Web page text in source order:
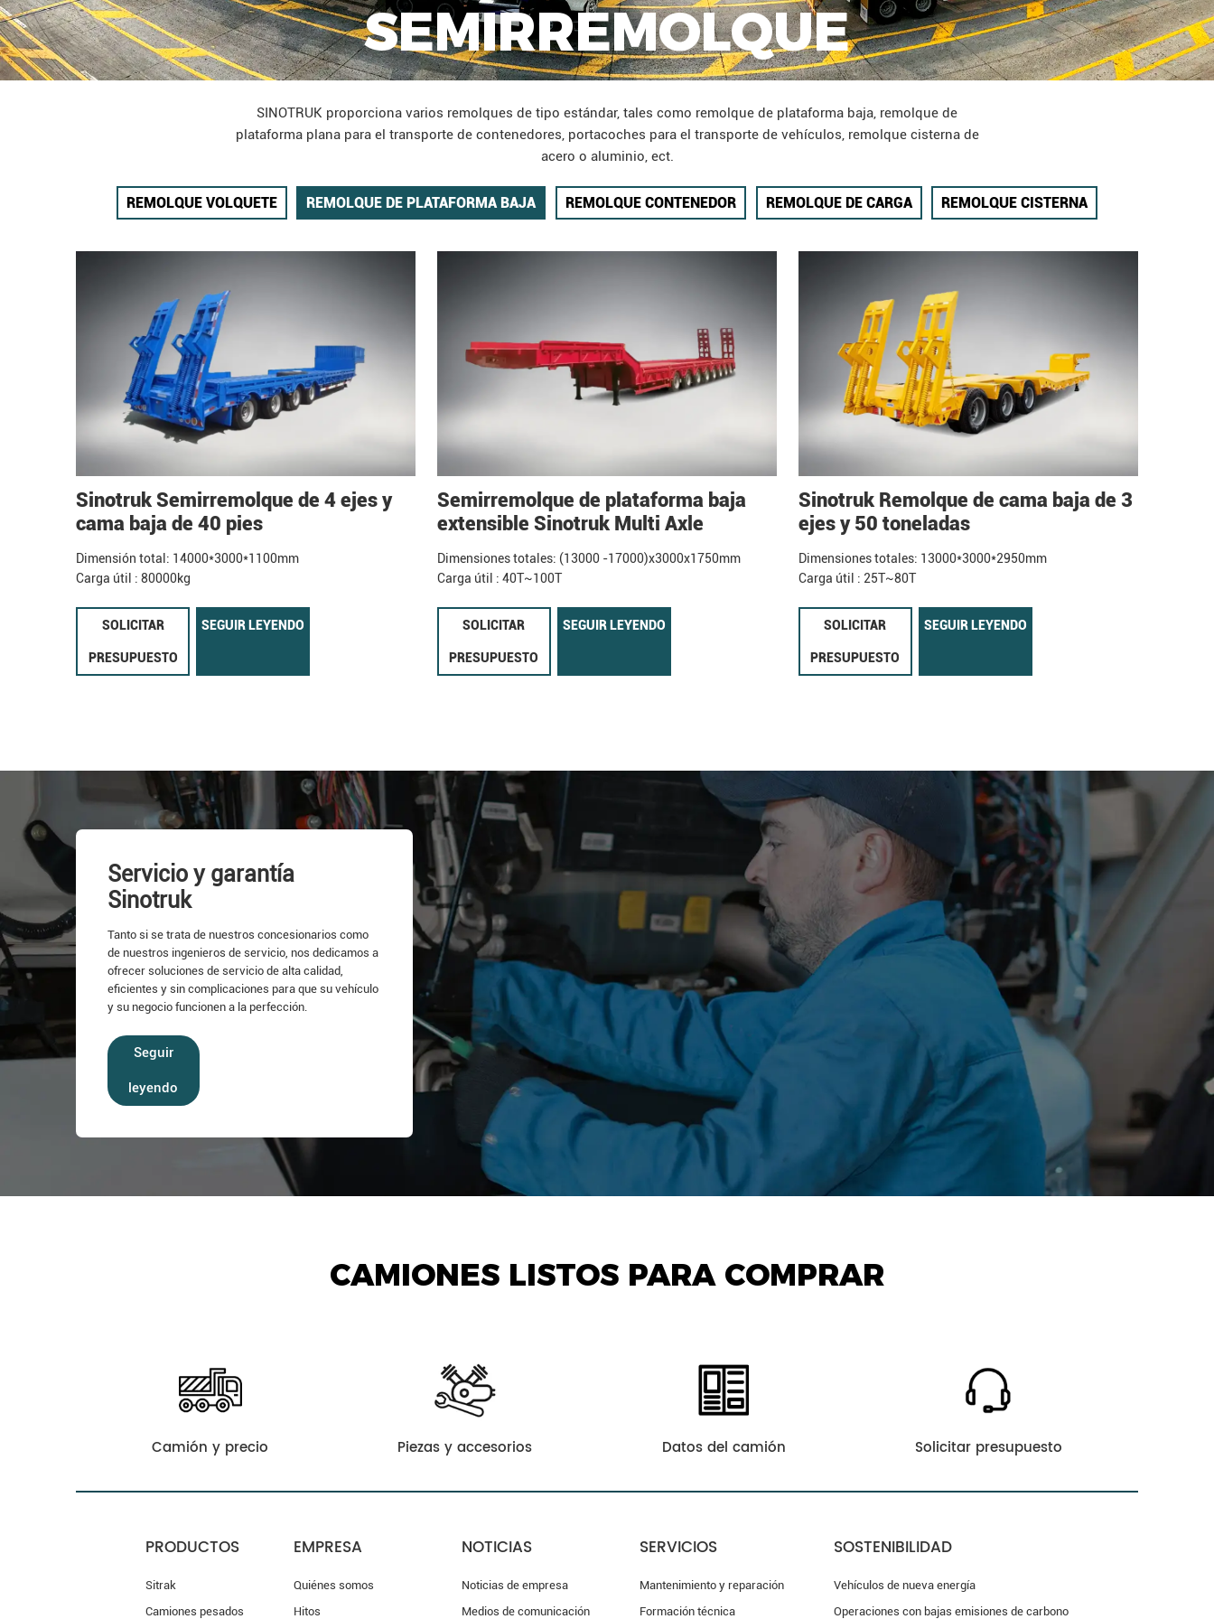
SEMIRREMOLQUE
SINOTRUK proporciona varios remolques de tipo estándar, tales como remolque de plataforma baja, remolque de
plataforma plana para el transporte de contenedores, portacoches para el transporte de vehículos, remolque cisterna de
acero o aluminio, ect.
REMOLQUE VOLQUETE REMOLQUE DE PLATAFORMA BAJA REMOLQUE CONTENEDOR REMOLQUE DE CARGA REMOLQUE CISTERNA
Sinotruk Semirremolque de 4 ejes y
cama baja de 40 pies
Dimensión total: 14000*3000*1100mm
Carga útil : 80000kg
SOLICITAR
PRESUPUESTO
SEGUIR LEYENDO
Semirremolque de plataforma baja
extensible Sinotruk Multi Axle
Dimensiones totales: (13000 -17000)x3000x1750mm
Carga útil : 40T~100T
SOLICITAR
PRESUPUESTO
SEGUIR LEYENDO
Sinotruk Remolque de cama baja de 3
ejes y 50 toneladas
Dimensiones totales: 13000*3000*2950mm
Carga útil : 25T~80T
SOLICITAR
PRESUPUESTO
SEGUIR LEYENDO
Servicio y garantía
Sinotruk
Tanto si se trata de nuestros concesionarios como
de nuestros ingenieros de servicio, nos dedicamos a
ofrecer soluciones de servicio de alta calidad,
eficientes y sin complicaciones para que su vehículo
y su negocio funcionen a la perfección.
Seguir
leyendo
CAMIONES LISTOS PARA COMPRAR
Camión y precio Piezas y accesorios Datos del camión Solicitar presupuesto
PRODUCTOS
Sitrak
Camiones pesados
EMPRESA
Quiénes somos
Hitos
NOTICIAS
Noticias de empresa
Medios de comunicación
SERVICIOS
Mantenimiento y reparación
Formación técnica
SOSTENIBILIDAD
Vehículos de nueva energía
Operaciones con bajas emisiones de carbono